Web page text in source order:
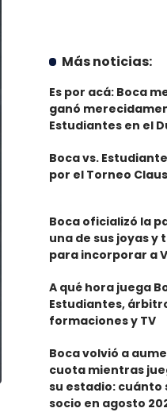
Más noticias:
Es por acá: Boca
ganó
Estudiantes en el
Boca vs.
por el Torneo
Boca oficializó la
una de sus joyas y
para incorporar a
A qué hora juega
Estudiantes,
formaciones y TV
Boca volvió a
cuota mientras
su estadio: cuánto
socio en agosto